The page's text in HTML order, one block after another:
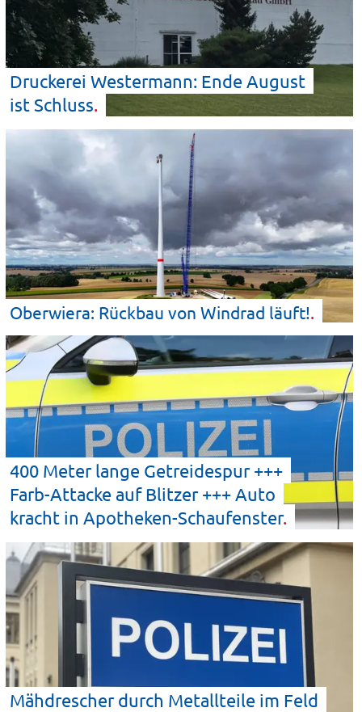
Druckerei Westermann: Ende August
ist Schluss
Oberwiera: Rückbau von Windrad läuft!
400 Meter lange Getreidespur +++
Farb-Attacke auf Blitzer +++ Auto
kracht in Apotheken-Schaufenster
Mähdrescher durch Metallteile im Feld